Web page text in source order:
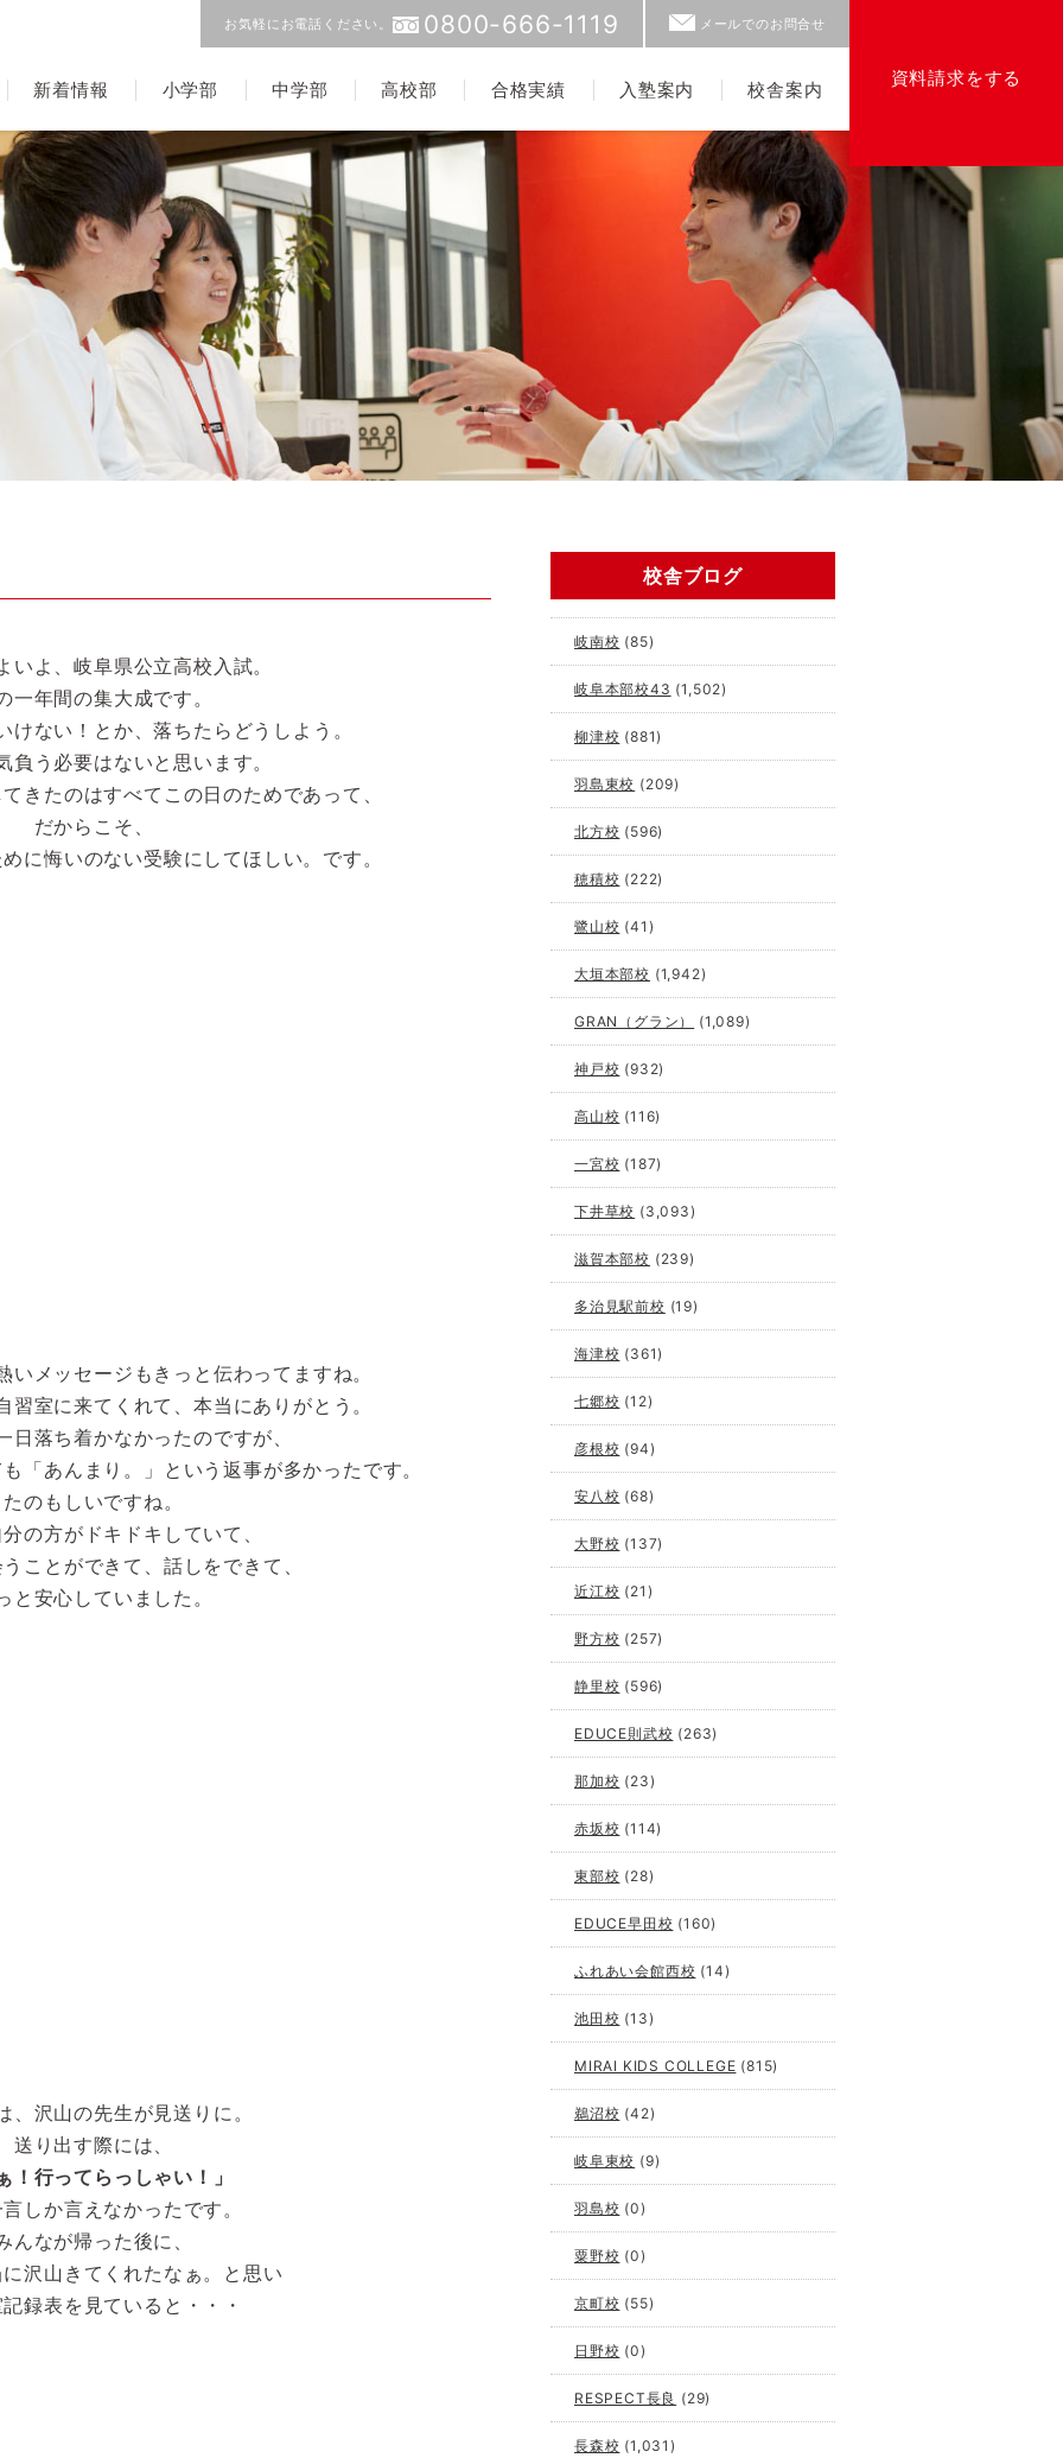
新着情報 小学部 中学部 高校部 合格実績 入塾案内 校舎案内 資料請求をする
お気軽にお電話ください。 0800-666-1119 メールでのお問合せ
いよ、岐阜県公立高校入試。
一年間の集大成です。
けない！とか、落ちたらどうしよう。
負う必要はないと思います。
きたのはすべてこの日のためであって、
だからこそ、
に悔いのない受験にしてほしい。です。
いメッセージもきっと伝わってますね。
習室に来てくれて、本当にありがとう。
日落ち着かなかったのですが、
「あんまり。」という返事が多かったです。
たのもしいですね。
の方がドキドキしていて、
ことができて、話しをできて、
と安心していました。
、沢山の先生が見送りに。
送り出す際には、
！行ってらっしゃい！」
しか言えなかったです。
んなが帰った後に、
沢山きてくれたなぁ。と思い
録表を見ていると・・・
校舎ブログ
岐南校 (85)
岐阜本部校43 (1,502)
柳津校 (881)
羽島東校 (209)
北方校 (596)
穂積校 (222)
鷺山校 (41)
大垣本部校 (1,942)
GRAN（グラン） (1,089)
神戸校 (932)
高山校 (116)
一宮校 (187)
下井草校 (3,093)
滋賀本部校 (239)
多治見駅前校 (19)
海津校 (361)
七郷校 (12)
彦根校 (94)
安八校 (68)
大野校 (137)
近江校 (21)
野方校 (257)
静里校 (596)
EDUCE則武校 (263)
那加校 (23)
赤坂校 (114)
東部校 (28)
EDUCE早田校 (160)
ふれあい会館西校 (14)
池田校 (13)
MIRAI KIDS COLLEGE (815)
鵜沼校 (42)
岐阜東校 (9)
羽島校 (0)
粟野校 (0)
京町校 (55)
日野校 (0)
RESPECT長良 (29)
長森校 (1,031)